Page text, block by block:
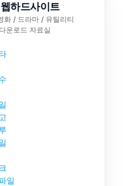
하드사이트
화 / 드라마 / 유틸리티
운로드 자료실
일